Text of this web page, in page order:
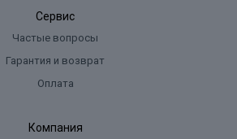
Сервис
Частые вопросы
Гарантия и возврат
Оплата
Компания